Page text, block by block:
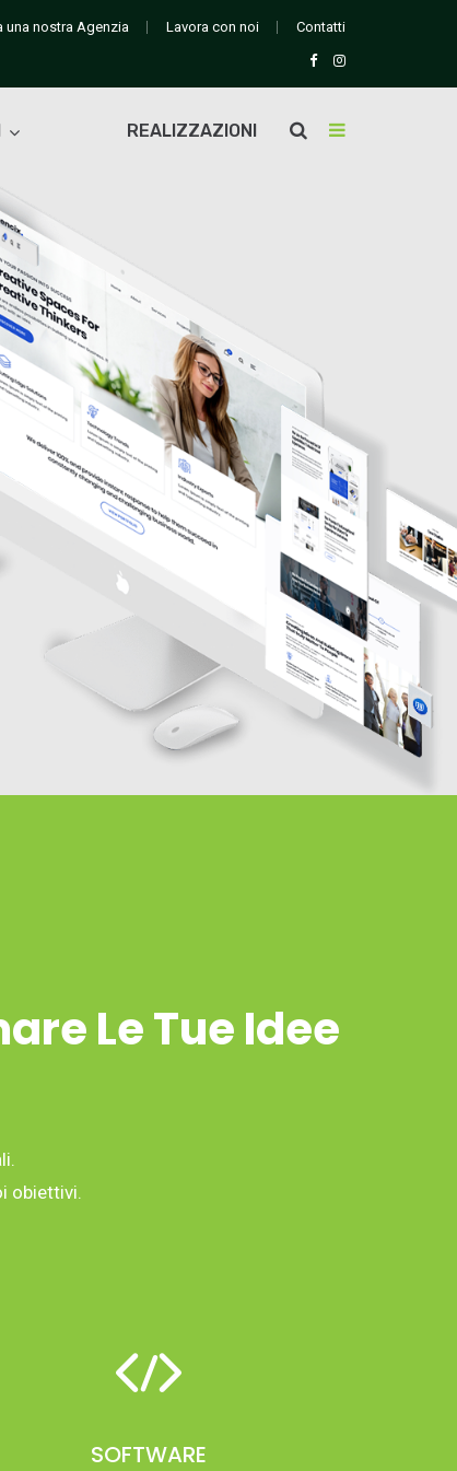
una nostra Agenzia Lavora con noi Contatti
REALIZZAZIONI
Le Tue Idee
obiettivi.
SOFTWARE